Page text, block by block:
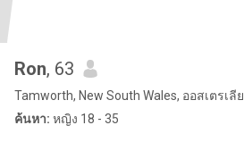
Ron, 63
Tamworth, New South Wales, ออสเตรเลีย
ค้นหา: หญิง 18 - 35